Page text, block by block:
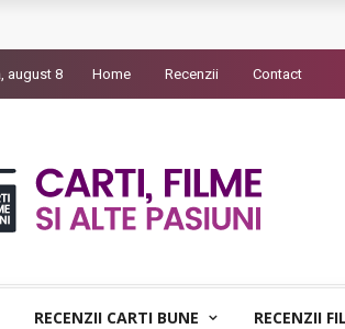
Man Who Sold Air in the Holy Land –
– O iubire interzisa din Pristina
ma drept un vis. Povestiri in K. minor – Dor
august 8 Home Recenzii Contact
RECENZII CARTI BUNE RECENZII